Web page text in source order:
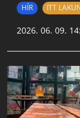
HÍR ITT
2026. 06. 09.